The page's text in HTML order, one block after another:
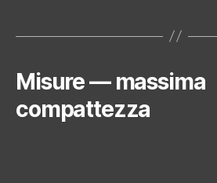
Misure — massima
compattezza